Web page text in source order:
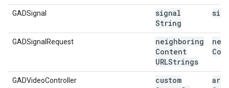
GADSignal
signal
String
GADSignalRequest
neighboring
Content
URLStrings
GADVideoController
custom
are